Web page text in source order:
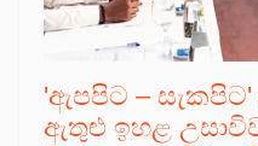
'ඇපපිට –
ඇතුළු ඉහළ